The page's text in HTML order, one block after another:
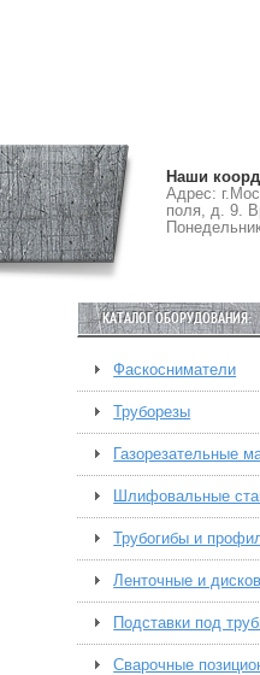
Наши
Адрес:
поля, д. 9.
КАТАЛОГ ОБОРУДОВАНИЯ:
Фаскосниматели
Труборезы
Газорезательные
Шлифовальные
Трубогибы и
Ленточные и
Подставки под
Сварочные